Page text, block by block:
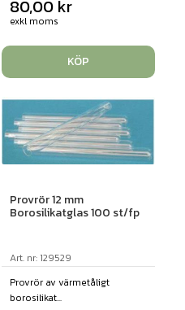
80,00 kr
exkl moms
KÖP
Provrör 12 mm
Borosilikatglas 100 st/fp
Art. nr: 129529
Provrör av värmetåligt
borosilikat...